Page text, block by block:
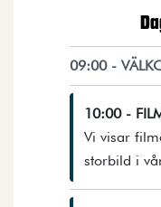
09:00 -
10:00 -
Vi visar
storbild i